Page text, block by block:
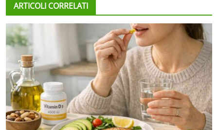
ARTICOLI CORRELATI